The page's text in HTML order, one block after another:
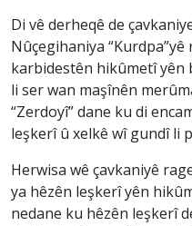
Di vê derheqê de
Nûçegihaniya
karbidestên hikûmetî yên
li ser wan maşînên
“Zerdoyî” dane ku di
leşkerî û xelkê wî gundî li
Herwisa wê çavkaniyê
ya hêzên leşkerî yên
nedane ku hêzên leşkerî